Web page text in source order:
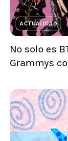
ACTUALIDAD
No solo es
Grammys